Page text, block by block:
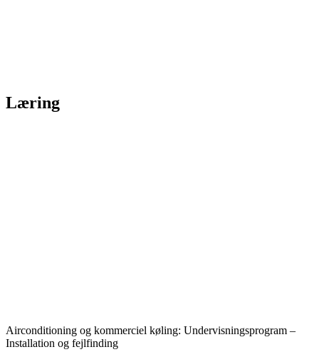
Læring
Airconditioning og kommerciel køling: Undervisningsprogram –
Installation og fejlfinding